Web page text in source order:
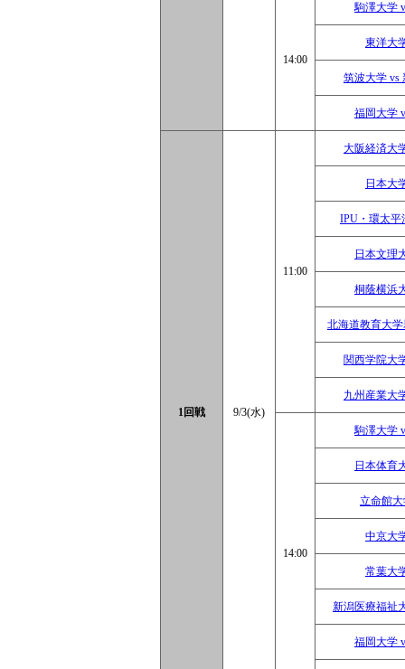
14:00
駒澤大学
東洋大
筑波大学 vs
福岡大学
1回戦 9/3(水)
11:00
大阪経済大
日本大
IPU・環太平
日本文理
桐蔭横浜
北海道教育大
関西学院大
九州産業大
14:00
駒澤大学
日本体育
立命館
中京大
常葉大
新潟医療福祉
福岡大学